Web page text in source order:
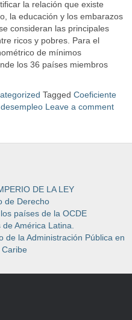
la relación que existe
la educación y los embarazos
consideran las principales
ricos y pobres. Para el
de mínimos
los 36 países miembros
Tagged Coeficiente
Leave a comment
DE LA LEY
de Derecho
países de la OCDE
América Latina.
de la Administración Pública en